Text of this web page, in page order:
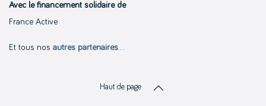
Avec le financement solidaire de
France Active
Et tous nos autres partenaires…
Haut de page